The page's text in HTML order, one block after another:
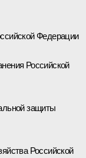
Федерации
Российской
защиты
Российской